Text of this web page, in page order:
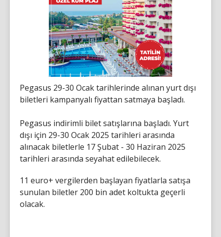
Pegasus 29-30 Ocak tarihlerinde alınan yurt dışı
biletleri kampanyalı fiyattan satmaya başladı.
Pegasus indirimli bilet satışlarına başladı. Yurt
dışı için 29-30 Ocak 2025 tarihleri arasında
alınacak biletlerle 17 Şubat - 30 Haziran 2025
tarihleri arasında seyahat edilebilecek.
11 euro+ vergilerden başlayan fiyatlarla satışa
sunulan biletler 200 bin adet koltukta geçerli
olacak.